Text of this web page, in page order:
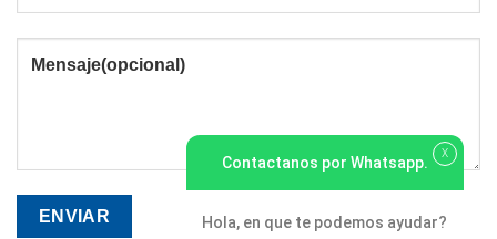
X
Contactanos por Whatsapp.
Hola, en que te podemos ayudar?